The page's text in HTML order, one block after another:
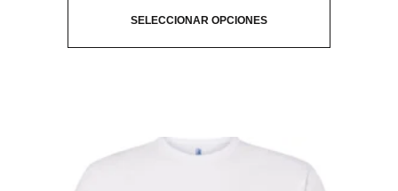
SELECCIONAR OPCIONES